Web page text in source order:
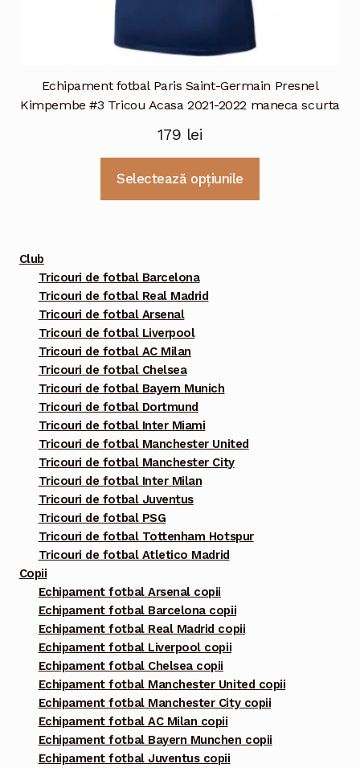
Echipament fotbal Paris Saint-Germain Presnel
Kimpembe #3 Tricou Acasa 2021-2022 maneca scurta
179 lei
Selectează opțiunile
Club
Tricouri de fotbal Barcelona
Tricouri de fotbal Real Madrid
Tricouri de fotbal Arsenal
Tricouri de fotbal Liverpool
Tricouri de fotbal AC Milan
Tricouri de fotbal Chelsea
Tricouri de fotbal Bayern Munich
Tricouri de fotbal Dortmund
Tricouri de fotbal Inter Miami
Tricouri de fotbal Manchester United
Tricouri de fotbal Manchester City
Tricouri de fotbal Inter Milan
Tricouri de fotbal Juventus
Tricouri de fotbal PSG
Tricouri de fotbal Tottenham Hotspur
Tricouri de fotbal Atletico Madrid
Copii
Echipament fotbal Arsenal copii
Echipament fotbal Barcelona copii
Echipament fotbal Real Madrid copii
Echipament fotbal Liverpool copii
Echipament fotbal Chelsea copii
Echipament fotbal Manchester United copii
Echipament fotbal Manchester City copii
Echipament fotbal AC Milan copii
Echipament fotbal Bayern Munchen copii
Echipament fotbal Juventus copii